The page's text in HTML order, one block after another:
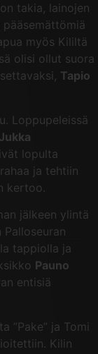
takia, lainojen
myös Kililtä
olisi ollut suora
Tapio
Loppupeleissä
Jukka
lopulta
ja tehtiin
kertoo.
jälkeen ylintä
tappiolla ja
Pauno
entisiä
”Pake” ja Tomi
Kilin